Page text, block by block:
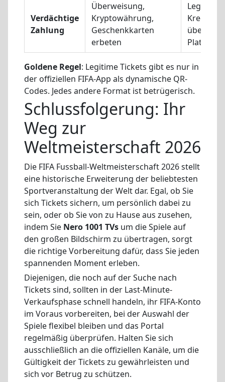
Verdächtige
Zahlung
Überweisung,
Kryptowährung,
Geschenkkarten
erbeten
Legale
Kredit-/
über
Goldene Regel: Legitime Tickets gibt es nur in
der offiziellen FIFA-App als dynamische QR-
Codes. Jedes andere Format ist betrügerisch.
Schlussfolgerung: Ihr
Weg zur
Weltmeisterschaft 2026
Die FIFA Fussball-Weltmeisterschaft 2026 stellt
eine historische Erweiterung der beliebtesten
Sportveranstaltung der Welt dar. Egal, ob Sie
sich Tickets sichern, um persönlich dabei zu
sein, oder ob Sie von zu Hause aus zusehen,
indem Sie Nero 1001 TVs um die Spiele auf
den großen Bildschirm zu übertragen, sorgt
die richtige Vorbereitung dafür, dass Sie jeden
spannenden Moment erleben.
Diejenigen, die noch auf der Suche nach
Tickets sind, sollten in der Last-Minute-
Verkaufsphase schnell handeln, ihr FIFA-Konto
im Voraus vorbereiten, bei der Auswahl der
Spiele flexibel bleiben und das Portal
regelmäßig überprüfen. Halten Sie sich
ausschließlich an die offiziellen Kanäle, um die
Gültigkeit der Tickets zu gewährleisten und
sich vor Betrug zu schützen.